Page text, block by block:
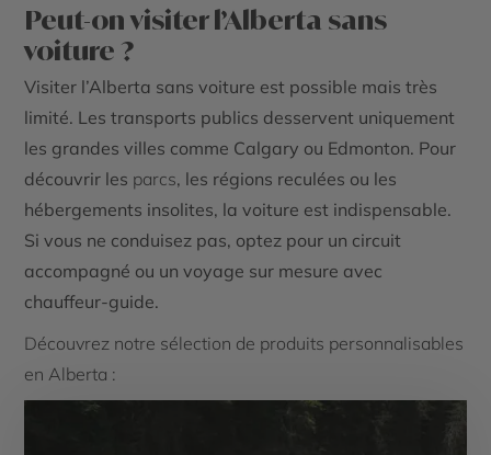
Peut-on visiter l’Alberta sans
voiture ?
Visiter l’Alberta sans voiture est possible mais très
limité. Les transports publics desservent uniquement
les grandes villes comme Calgary ou Edmonton. Pour
découvrir les parcs, les régions reculées ou les
hébergements insolites, la voiture est indispensable.
Si vous ne conduisez pas, optez pour un circuit
accompagné ou un voyage sur mesure avec
chauffeur-guide.
Découvrez notre sélection de produits personnalisables
en Alberta :